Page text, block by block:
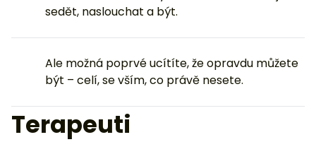
sedět, naslouchat a být.
Ale možná poprvé ucítíte, že opravdu můžete
být – celí, se vším, co právě nesete.
Terapeuti